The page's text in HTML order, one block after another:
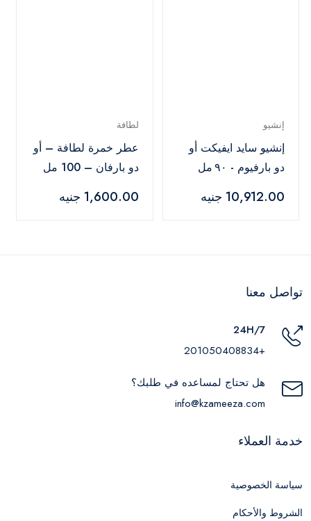
إنشيو
إنشيو سايد ايفيكت أو
دو بارفيوم - ٩٠ مل
10,912.00 جنيه
لطافة
عطر خمرة لطافة – أو
دو بارفان – 100 مل
1,600.00 جنيه
تواصل معنا
24H/7
+201050408834
هل تحتاج لمساعده في طلبك؟
info@kzameeza.com
خدمة العملاء
سياسة الخصوصية
الشروط والأحكام